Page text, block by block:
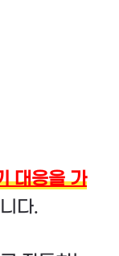
대응을 가
다.